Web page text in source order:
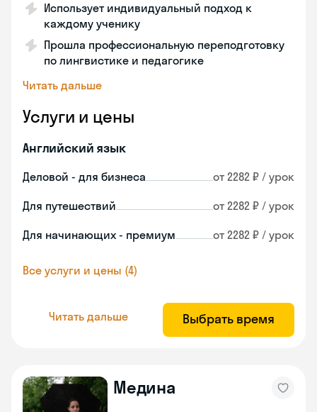
Использует индивидуальный подход к
каждому ученику
Прошла профессиональную переподготовку
по лингвистике и педагогике
Читать дальше
Услуги и цены
Английский язык
Деловой - для бизнеса от 2282 ₽ / урок
Для путешествий от 2282 ₽ / урок
Для начинающих - премиум от 2282 ₽ / урок
Все услуги и цены (4)
Читать дальше Выбрать время
Медина